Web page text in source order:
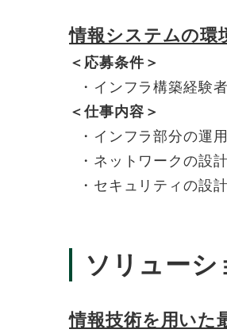
情報システムの環
＜応募条件＞
・インフラ構築経験
＜仕事内容＞
・インフラ部分の運
・ネットワークの設
・セキュリティの設
ソリューシ
情報技術を用いた